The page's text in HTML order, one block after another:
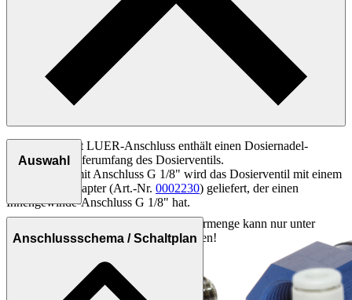
Das Modell mit LUER-Anschluss enthält einen Dosiernadel-
Adapter im Lieferumfang des Dosierventils.
Beim Modell mit Anschluss G 1/8" wird das Dosierventil mit einem
Dosierdüse-Adapter (Art.-Nr. 0002230) geliefert, der einen
Innengewinde-Anschluss G 1/8" hat.
Auswahl
Die kleinste Dosiermenge kann nur unter
optimalsten Bedingungen erreicht werden!
Anschlussschema / Schaltplan